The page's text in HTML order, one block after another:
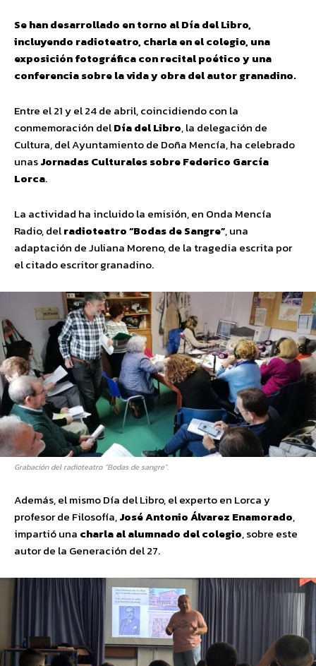
Se han desarrollado en torno al Día del Libro,
incluyendo radioteatro, charla en el colegio, una
exposición fotográfica con recital poético y una
conferencia sobre la vida y obra del autor granadino.
Entre el 21 y el 24 de abril, coincidiendo con la
conmemoración delDía del Libro, la delegación de
Cultura, del Ayuntamiento de Doña Mencía, ha celebrado
unasJornadas Culturales sobre Federico García
Lorca.
La actividad ha incluido la emisión, en Onda Mencía
Radio, delradioteatro “Bodas de Sangre”, una
adaptación de Juliana Moreno, de la tragedia escrita por
el citado escritor granadino.
Grabación del radioteatro “Bodas de sangre”.
Además, el mismo Día del Libro, el experto en Lorca y
profesor de Filosofía,José Antonio Álvarez Enamorado,
impartió una charla al alumnado del colegio, sobre este
autor de la Generación del 27.